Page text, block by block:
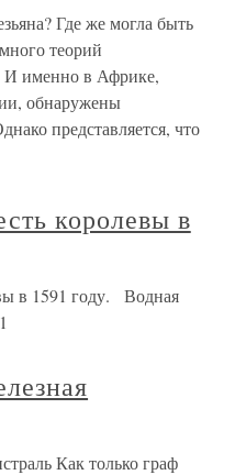
Где же могла быть
теорий
И именно в Африке,
обнаружены
представляется, что
королевы в
в 1591 году. Водная
Как только граф